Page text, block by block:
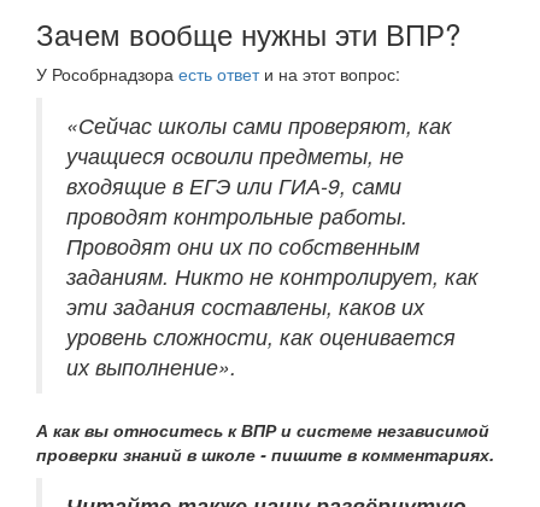
Зачем вообще нужны эти ВПР?
У Рособрнадзора есть ответи на этот вопрос:
«Сейчас школы сами проверяют, как
учащиеся освоили предметы, не
входящие в ЕГЭ или ГИА-9, сами
проводят контрольные работы.
Проводят они их по собственным
заданиям. Никто не контролирует, как
эти задания составлены, каков их
уровень сложности, как оценивается
их выполнение».
А как вы относитесь к ВПР и системе независимой
проверки знаний в школе - пишите в комментариях.